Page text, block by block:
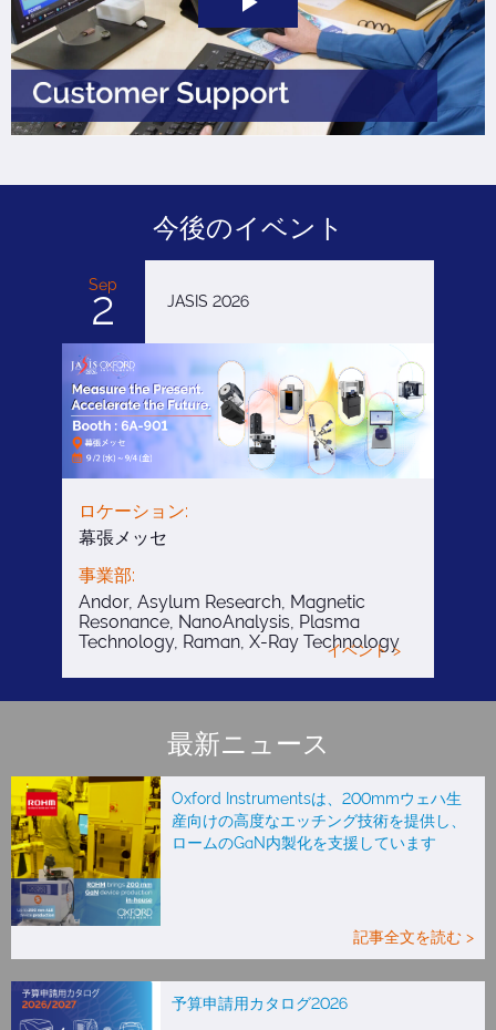
Play
Video
今後のイベント
Sep
2 JASIS 2026
ロケーション:
幕張メッセ
事業部:
Andor, Asylum Research, Magnetic
Resonance, NanoAnalysis, Plasma
Technology, Raman, X-Ray Technology
イベント >
最新ニュース
Oxford Instrumentsは、200mmウェハ生
産向けの高度なエッチング技術を提供し、
ロームのGaN内製化を支援しています
記事全文を読む >
予算申請用カタログ2026